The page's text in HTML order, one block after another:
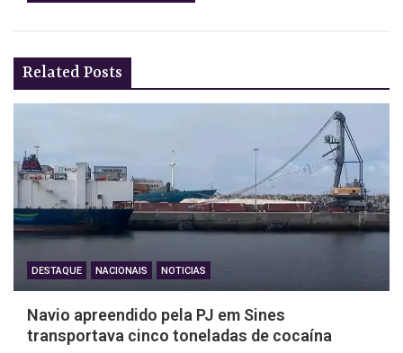
Related Posts
DESTAQUE NACIONAIS NOTICIAS
Navio apreendido pela PJ em Sines
transportava cinco toneladas de cocaína